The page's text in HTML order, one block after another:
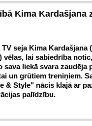
Kima Kardašjana
seja Kima Kardašjana
vēlas, lai sabiedrība
sava liekā svara zaudēja
un grūtiem treniņiem.
& Style" nācis klajā ar
palīdzību.